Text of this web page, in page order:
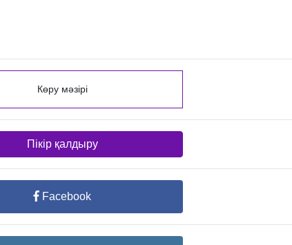
Көру мәзірі
Пікір қалдыру
Facebook